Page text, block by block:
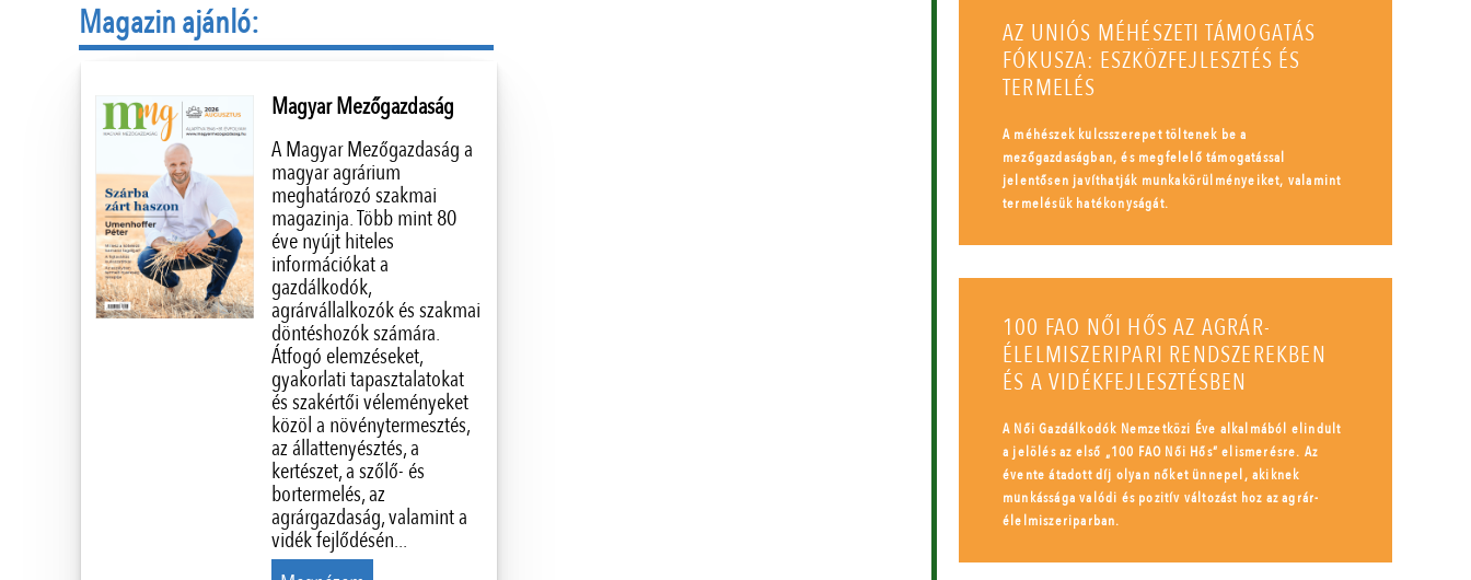
Magazin ajánló:
Magyar Mezőgazdaság
A Magyar Mezőgazdaság a
magyar agrárium
meghatározó szakmai
magazinja. Több mint 80
éve nyújt hiteles
információkat a
gazdálkodók,
agrárvállalkozók és szakmai
döntéshozók számára.
Átfogó elemzéseket,
gyakorlati tapasztalatokat
és szakértői véleményeket
közöl a növénytermesztés,
az állattenyésztés, a
kertészet, a szőlő- és
bortermelés, az
agrárgazdaság, valamint a
vidék fejlődésén...
AZ UNIÓS MÉHÉSZETI TÁMOGATÁS
FÓKUSZA: ESZKÖZFEJLESZTÉS ÉS
TERMELÉS
A méhészek kulcsszerepet töltenek be a
mezőgazdaságban, és megfelelő támogatással
jelentősen javíthatják munkakörülményeiket, valamint
termelésük hatékonyságát.
100 FAO NŐI HŐS AZ AGRÁR-
ÉLELMISZERIPARI RENDSZEREKBEN
ÉS A VIDÉKFEJLESZTÉSBEN
A Női Gazdálkodók Nemzetközi Éve alkalmából elindult
a jelölés az első „100 FAO Női Hős” elismerésre. Az
évente átadott díj olyan nőket ünnepel, akiknek
munkássága valódi és pozitív változást hoz az agrár-
élelmiszeriparban.